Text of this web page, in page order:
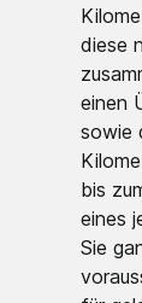
diese
einen
sowie
bis
eines
Sie